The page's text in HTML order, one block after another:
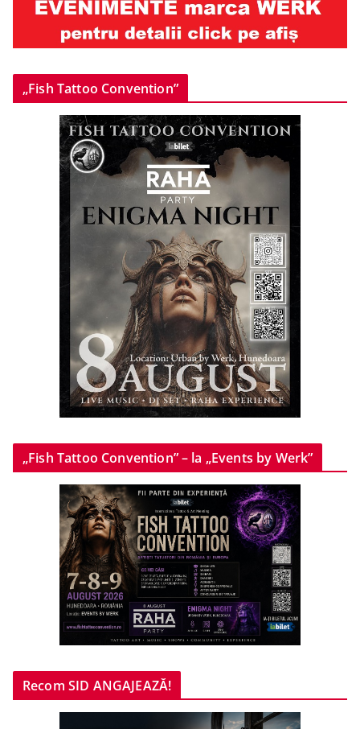
„Fish Tattoo Convention”
„Fish Tattoo Convention” – la „Events by Werk”
Recom SID ANGAJEAZĂ!